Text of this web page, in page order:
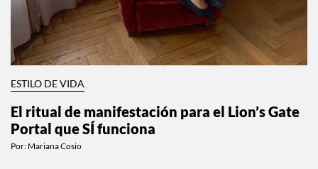
ESTILO DE VIDA
El ritual de manifestación para el Lion’s Gate
Portal que SÍ funciona
Por: Mariana Cosio